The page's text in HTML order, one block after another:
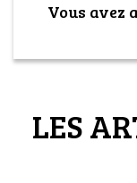
Vous avez
LES